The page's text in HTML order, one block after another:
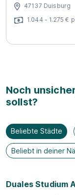
47137 Duisburg
1.044 - 1.275 €
Noch
sollst?
Beliebte Städte
Beliebt in deiner
Duales Studium